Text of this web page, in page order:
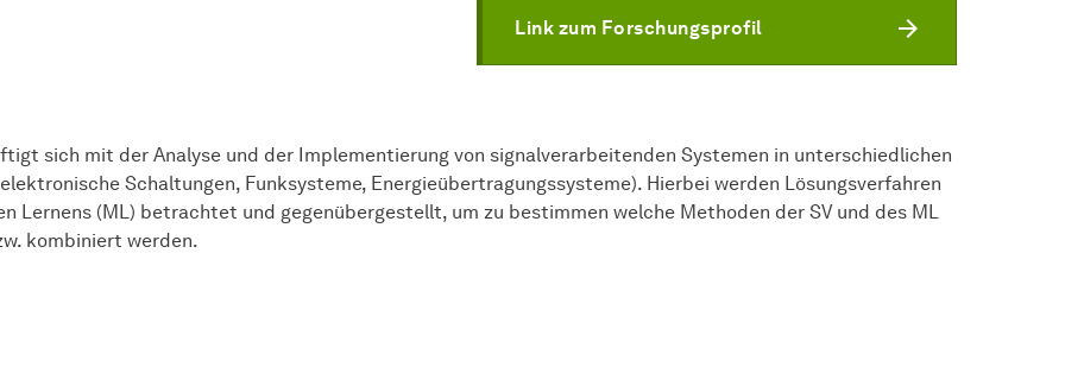
Link zum Forschungsprofil
sich mit der Analyse und der Implementierung von signalverarbeitenden Systemen in unterschiedlichen
Schaltungen, Funksysteme, Energieübertragungssysteme). Hierbei werden Lösungsverfahren
Lernens (ML) betrachtet und gegenübergestellt, um zu bestimmen welche Methoden der SV und des ML
kombiniert werden.